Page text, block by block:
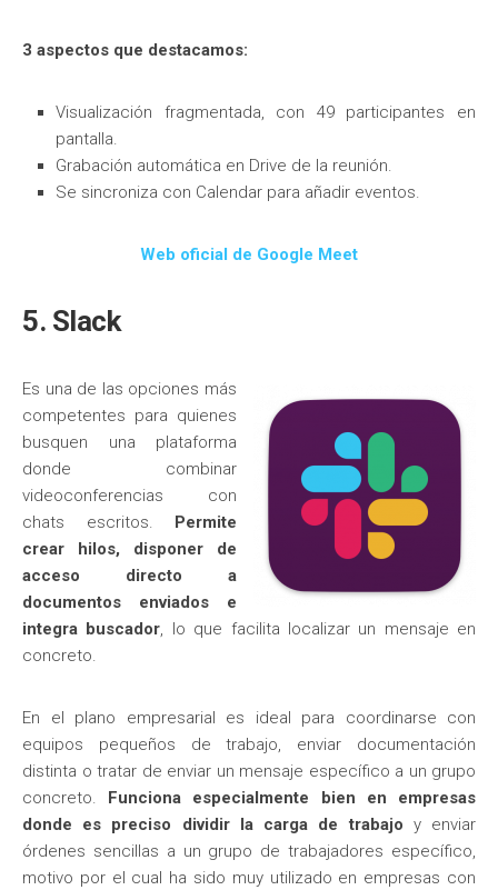
3 aspectos que destacamos:
Visualización fragmentada, con 49 participantes en
pantalla.
Grabación automática en Drive de la reunión.
Se sincroniza con Calendar para añadir eventos.
Web oficial de Google Meet
5. Slack
Es una de las opciones más
competentes para quienes
busquen una plataforma
donde combinar
videoconferencias con
chats escritos.
Permite
crear hilos, disponer de
acceso directo a
documentos enviados e
integra buscador, lo que facilita localizar un mensaje en
concreto.
En el plano empresarial es ideal para coordinarse con
equipos pequeños de trabajo, enviar documentación
distinta o tratar de enviar un mensaje específico a un grupo
concreto.
Funciona especialmente bien en empresas
donde es preciso dividir la carga de trabajo y enviar
órdenes sencillas a un grupo de trabajadores específico,
motivo por el cual ha sido muy utilizado en empresas con